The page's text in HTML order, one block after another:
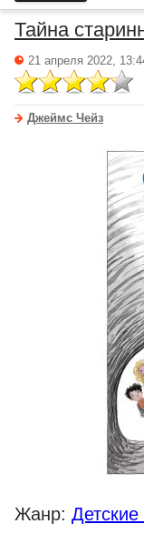
Тайна
21 апреля 2022,
Джеймс Чейз
Жанр: